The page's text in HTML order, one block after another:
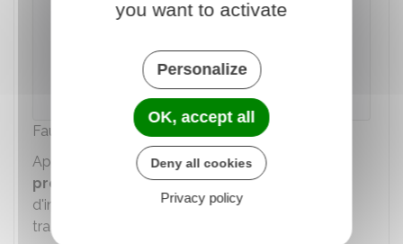
Une société a 20 actions réparties entre 5
associés. Pour qu'une décision soit adoptée,
il faut que les associés ayant pris part au
vote représentent 10 parts de la société.
Faut-il établir un procès verbal ?
Après chacune des assemblées d'associés, un
procès-verbal
contenant un certain nombre
d'informations doit être rédigé pour établir une
trace des décisions prises.
you want to activate
Personalize
OK, accept all
Deny all cookies
Privacy policy